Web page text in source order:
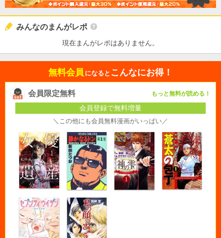
みんなのまんがレポ
現在まんがレポはありません。
無料会員 になると こんなにお得！
会員限定無料 もっと無料が読める！
会員登録で無料増量
＼この他にも会員無料漫画がいっぱい／